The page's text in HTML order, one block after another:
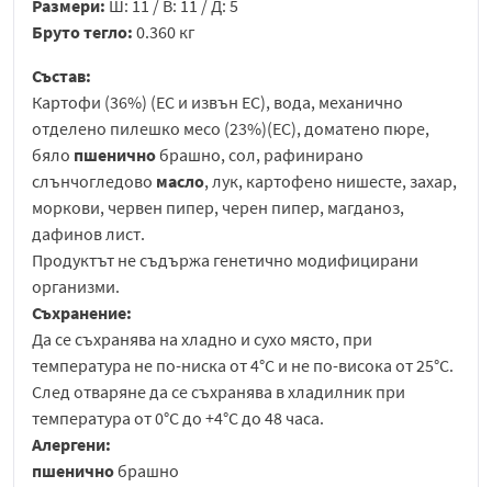
Размери: Ш: 11 / В: 11 / Д: 5
Бруто тегло: 0.360 кг
Състав:
Картофи (36%) (ЕС и извън ЕС), вода, механично
отделено пилешко месо (23%)(ЕС), доматено пюре,
бяло пшеничнобрашно, сол, рафинирано
слънчогледово масло, лук, картофено нишесте, захар,
моркови, червен пипер, черен пипер, магданоз,
дафинов лист.
Продуктът не съдържа генетично модифицирани
организми.
Съхранение:
Да се съхранява на хладно и сухо място, при
температура не по-ниска от 4°C и не по-висока от 25°C.
След отваряне да се съхранява в хладилник при
температура от 0°C до +4°C до 48 часа.
Алергени:
пшеничнобрашно